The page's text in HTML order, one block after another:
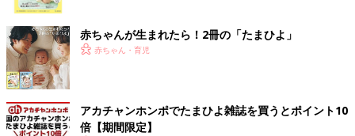
赤ちゃんが生まれたら！2冊の「たまひよ」
赤ちゃん・育児
アカチャンホンポでたまひよ雑誌を買うとポイント10
倍【期間限定】